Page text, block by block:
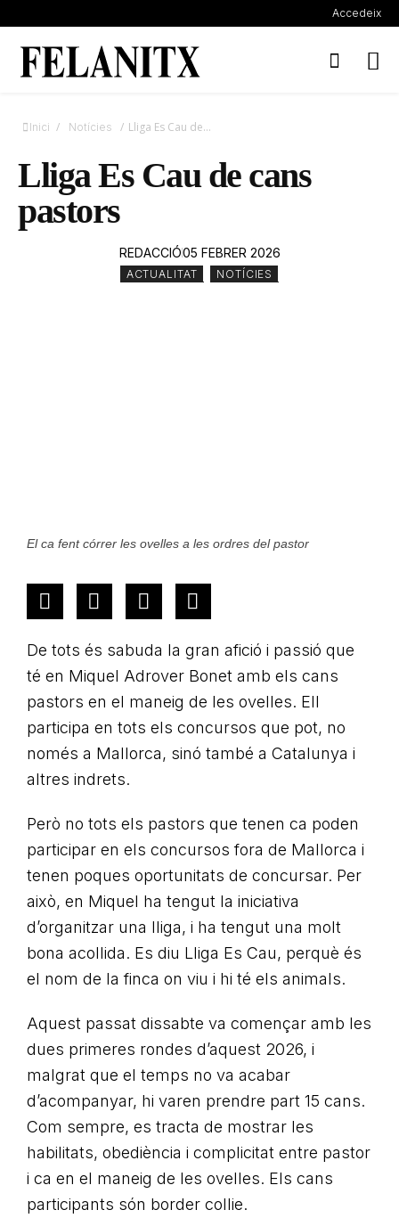
Accedeix
Inici / Notícies / Lliga Es Cau de...
Lliga Es Cau de cans
pastors
REDACCIÓ05 FEBRER 2026
ACTUALITAT NOTÍCIES
El ca fent córrer les ovelles a les ordres del pastor
De tots és sabuda la gran afició i passió que
té en Miquel Adrover Bonet amb els cans
pastors en el maneig de les ovelles. Ell
participa en tots els concursos que pot, no
només a Mallorca, sinó també a Catalunya i
altres indrets.
Però no tots els pastors que tenen ca poden
participar en els concursos fora de Mallorca i
tenen poques oportunitats de concursar. Per
això, en Miquel ha tengut la iniciativa
d’organitzar una lliga, i ha tengut una molt
bona acollida. Es diu Lliga Es Cau, perquè és
el nom de la finca on viu i hi té els animals.
Aquest passat dissabte va començar amb les
dues primeres rondes d’aquest 2026, i
malgrat que el temps no va acabar
d’acompanyar, hi varen prendre part 15 cans.
Com sempre, es tracta de mostrar les
habilitats, obediència i complicitat entre pastor
i ca en el maneig de les ovelles. Els cans
participants són border collie.